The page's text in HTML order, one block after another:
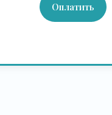
Оплатить